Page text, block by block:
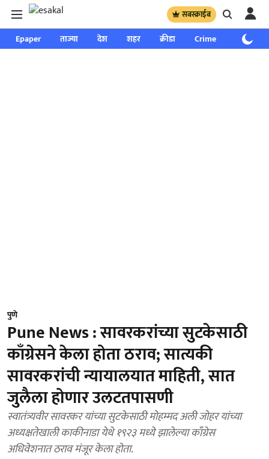
सबस्क्राईब
Epaper ताज्या देश शहर क्रीडा Crime साप्ताहिक
पुणे
Pune News : सावरकरांच्या सुटकेसाठी
काँग्रेसने केला होता ठराव; सात्यकी
सावरकरांची न्यायालयात माहिती, सात
जुलैला होणार उलटतपासणी
स्वातंत्र्यवीर सावरकर यांच्या सुटकेसाठी मोहम्मद अली जोहर यांच्या
अध्यक्षतेखाली काकीनाडा येथे १९२३ मध्ये झालेल्या काँग्रेस
अधिवेशनात ठराव मंजूर केला होता.